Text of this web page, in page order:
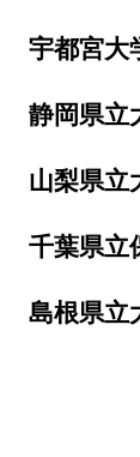
宇都宮
静岡県
山梨県
千葉県
島根県